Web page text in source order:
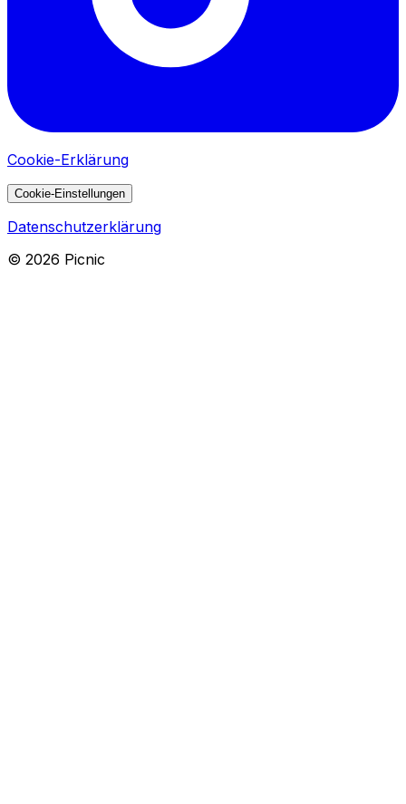
Cookie-Erklärung
Cookie-Einstellungen
Datenschutzerklärung
© 2026 Picnic